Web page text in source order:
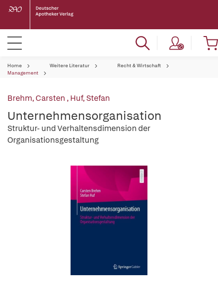
Home Weitere Literatur
Recht & Wirtschaft
Management
Brehm, Carsten ,Huf, Stefan
Unternehmensorganisation
Struktur- und Verhaltensdimension der
Organisationsgestaltung